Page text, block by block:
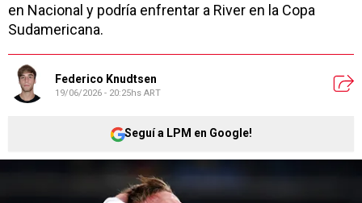
en Nacional y podría enfrentar a River en la Copa
Sudamericana.
Federico Knudtsen
19/06/2026 - 20:25hs ART
Seguí a LPM en Google!